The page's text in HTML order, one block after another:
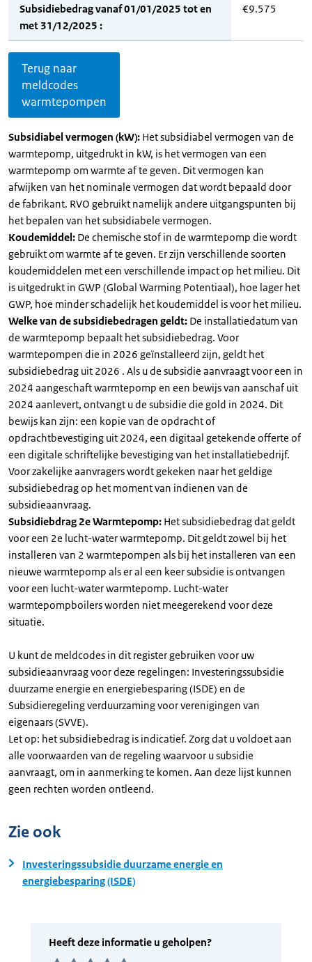
Subsidiebedrag vanaf 01/01/2025 tot en
met 31/12/2025 :
€9.575
Terug naar
meldcodes
warmtepompen
Subsidiabel vermogen (kW): Het subsidiabel vermogen van de
warmtepomp, uitgedrukt in kW, is het vermogen van een
warmtepomp om warmte af te geven. Dit vermogen kan
afwijken van het nominale vermogen dat wordt bepaald door
de fabrikant. RVO gebruikt namelijk andere uitgangspunten bij
het bepalen van het subsidiabele vermogen.
Koudemiddel: De chemische stof in de warmtepomp die wordt
gebruikt om warmte af te geven. Er zijn verschillende soorten
koudemiddelen met een verschillende impact op het milieu. Dit
is uitgedrukt in GWP (Global Warming Potentiaal), hoe lager het
GWP, hoe minder schadelijk het koudemiddel is voor het milieu.
Welke van de subsidiebedragen geldt: De installatiedatum van
de warmtepomp bepaalt het subsidiebedrag. Voor
warmtepompen die in 2026 geïnstalleerd zijn, geldt het
subsidiebedrag uit 2026 . Als u de subsidie aanvraagt voor een in
2024 aangeschaft warmtepomp en een bewijs van aanschaf uit
2024 aanlevert, ontvangt u de subsidie die gold in 2024. Dit
bewijs kan zijn: een kopie van de opdracht of
opdrachtbevestiging uit 2024, een digitaal getekende offerte of
een digitale schriftelijke bevestiging van het installatiebedrijf.
Voor zakelijke aanvragers wordt gekeken naar het geldige
subsidiebedrag op het moment van indienen van de
subsidieaanvraag.
Subsidiebdrag 2e Warmtepomp: Het subsidiebedrag dat geldt
voor een 2e lucht-water warmtepomp. Dit geldt zowel bij het
installeren van 2 warmtepompen als bij het installeren van een
nieuwe warmtepomp als er al een keer subsidie is ontvangen
voor een lucht-water warmtepomp. Lucht-water
warmtepompboilers worden niet meegerekend voor deze
situatie.
U kunt de meldcodes in dit register gebruiken voor uw
subsidieaanvraag voor deze regelingen: Investeringssubsidie
duurzame energie en energiebesparing (ISDE) en de
Subsidieregeling verduurzaming voor verenigingen van
eigenaars (SVVE).
Let op: het subsidiebedrag is indicatief. Zorg dat u voldoet aan
alle voorwaarden van de regeling waarvoor u subsidie
aanvraagt, om in aanmerking te komen. Aan deze lijst kunnen
geen rechten worden ontleend.
Zie ook
Investeringssubsidie duurzame energie en
energiebesparing (ISDE)